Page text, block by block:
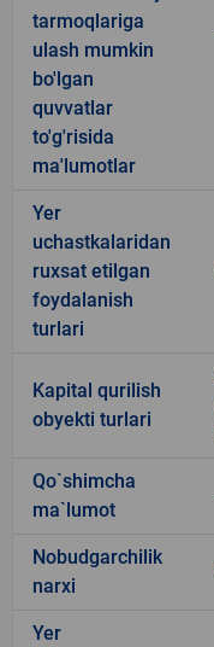
tarmoqlariga
ulash mumkin
bo'lgan
quvvatlar
to'g'risida
ma'lumotlar
Yer
uchastkalaridan
ruxsat etilgan
foydalanish
turlari
Kapital qurilish
obyekti turlari
Qo`shimcha
ma`lumot
Nobudgarchilik
narxi
Yer